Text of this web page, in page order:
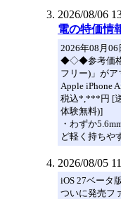
2026/08/06
電の特価情
2026年08月06
◆◇◆参考価格
フリー)」がア
Apple iPhone
税込*,***円 [
体験無料)]
・わずか
ど軽く持ちや
2026/08/05
iOS 27ベータ
ついに発売フ